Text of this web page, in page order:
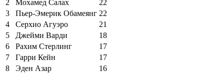
2
Мохамед Салах
22
3
Пьер-Эмерик Обамеянг 22
4
Серхио Агуэро
21
5
Джейми Варди
18
6
Рахим Стерлинг
17
7
Гарри Кейн
17
8
Эден Азар
16